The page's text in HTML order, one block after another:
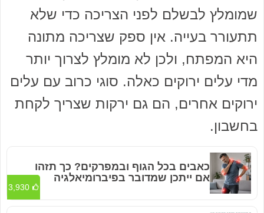
שמומלץ לבשלם לפני הצריכה כדי שלא
תתעורר בעייה. אין ספק שצריכה מתונה
היא המפתח, ולכן לא מומלץ לצרוך יותר
מדי עלים ירוקים כאלה. סוגי כרוב עם עלים
ירוקים אחרים, הם גם ירקות שצריך לקחת
בחשבון.
כאבים בכל הגוף ובמפרקים? כך תזהו
אם ייתכן שמדובר בפיברומיאלגיה
3,930